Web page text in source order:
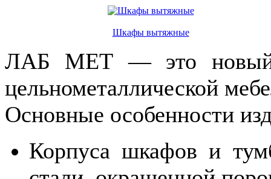
Шкафы вытяжные
ЛАБ МЕТ —это новый
цельнометаллической
Основные особенности
Корпуса шкафови